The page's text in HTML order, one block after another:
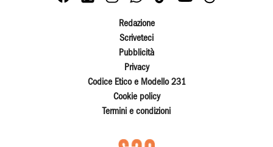
Redazione
Scriveteci
Pubblicità
Privacy
Codice Etico e Modello 231
Cookie policy
Termini e condizioni